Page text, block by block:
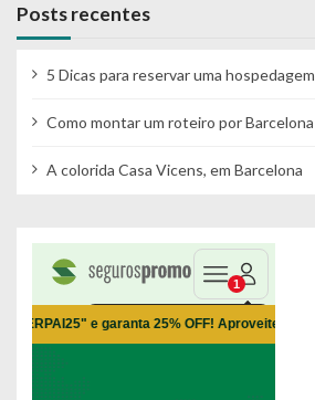
s
Posts recentes
5 Dicas para reservar uma hospedagem
Como montar um roteiro por Barcelona
A colorida Casa Vicens, em Barcelona